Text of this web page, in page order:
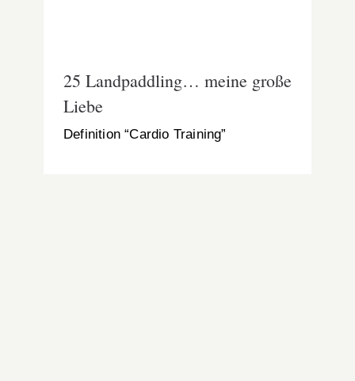
25 Landpaddling… meine große
Liebe
Definition “Cardio Training”